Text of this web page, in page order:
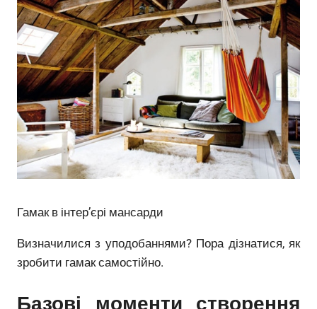
Гамак в інтер’єрі мансарди
Визначилися з уподобаннями? Пора дізнатися, як
зробити гамак самостійно.
Базові моменти створення